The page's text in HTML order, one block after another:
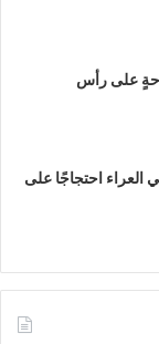
على رأس
العراء احتجاجًا على